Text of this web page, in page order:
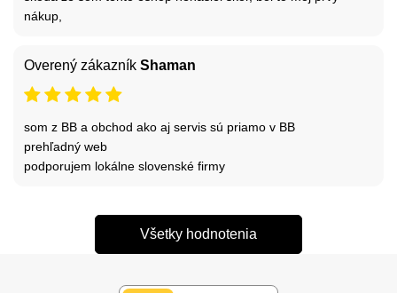
nákup,
Overený zákazník Shaman
som z BB a obchod ako aj servis sú priamo v BB
prehľadný web
podporujem lokálne slovenské firmy
Všetky hodnotenia